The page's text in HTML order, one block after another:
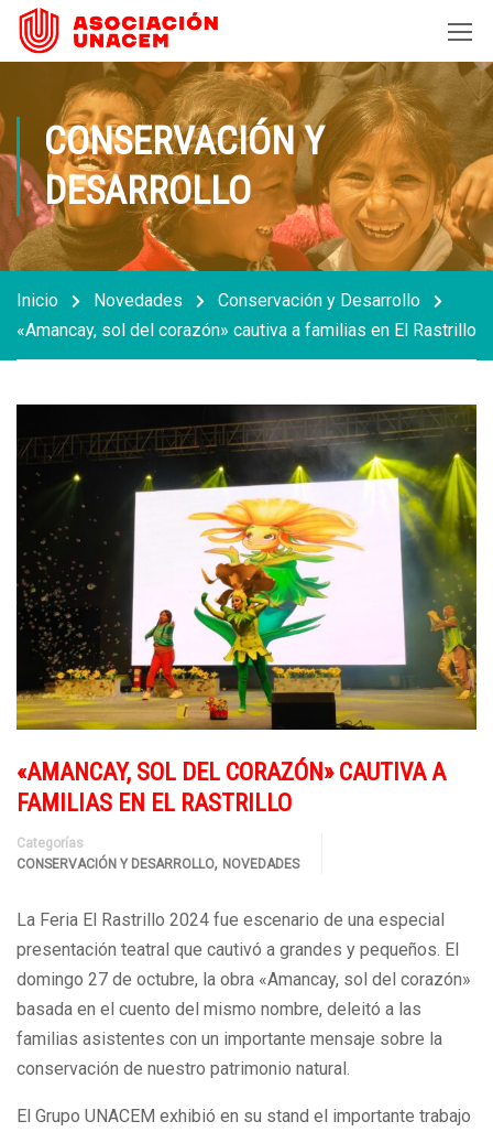
CONSERVACIÓN Y
DESARROLLO
Inicio Novedades
Conservación y Desarrollo
«Amancay, sol del corazón» cautiva a familias en El Rastrillo
«AMANCAY, SOL DEL CORAZÓN» CAUTIVA A
FAMILIAS EN EL RASTRILLO
Categorías
CONSERVACIÓN Y DESARROLLO, NOVEDADES
La Feria El Rastrillo 2024 fue escenario de una especial
presentación teatral que cautivó a grandes y pequeños. El
domingo 27 de octubre, la obra «Amancay, sol del corazón»
basada en el cuento del mismo nombre, deleitó a las
familias asistentes con un importante mensaje sobre la
conservación de nuestro patrimonio natural.
El Grupo UNACEM exhibió en su stand el importante trabajo